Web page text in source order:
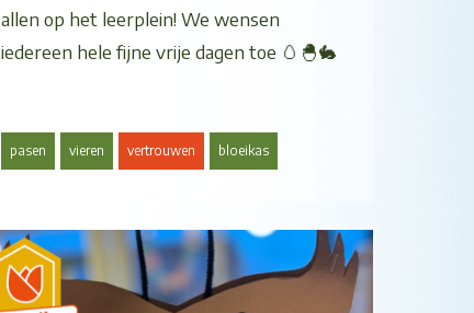
allen op het leerplein! We wensen
iedereen hele fijne vrije dagen toe 🥚🐣🐇
pasen vieren vertrouwen bloeikas